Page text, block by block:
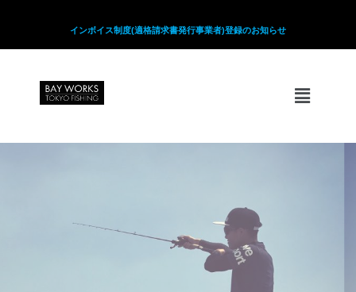
インボイス制度(適格請求書発行事業者)登録のお知らせ